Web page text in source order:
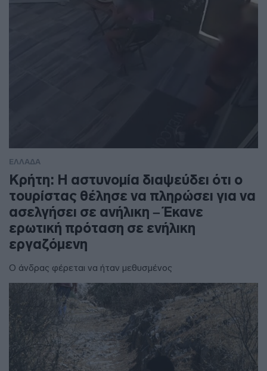
ΕΛΛΑΔΑ
Κρήτη: Η αστυνομία διαψεύδει ότι ο
τουρίστας θέλησε να πληρώσει για να
ασελγήσει σε ανήλικη – Έκανε
ερωτική πρόταση σε ενήλικη
εργαζόμενη
Ο άνδρας φέρεται να ήταν μεθυσμένος